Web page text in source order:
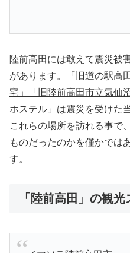
陸前高田には敢えて震災被
があります。
「旧道の駅高
宅」「旧陸前高田市立気仙
ホステル 」は震災を受けた
これらの場所を訪れる事で
ものだったのかを僅かでは
す。
「陸前高田」の観光